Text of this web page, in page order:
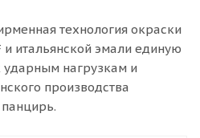
технология окраски
и итальянской эмали единую
ударным нагрузкам и
производства